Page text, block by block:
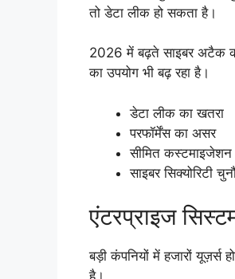
तो डेटा लीक हो सकता है।
2026 में बढ़ते साइबर अटैक
का उपयोग भी बढ़ रहा है।
डेटा लीक का खतरा
परफॉर्मेंस का असर
सीमित कस्टमाइजेशन
साइबर सिक्योरिटी
एंटरप्राइज
बड़ी कंपनियों में हजारों